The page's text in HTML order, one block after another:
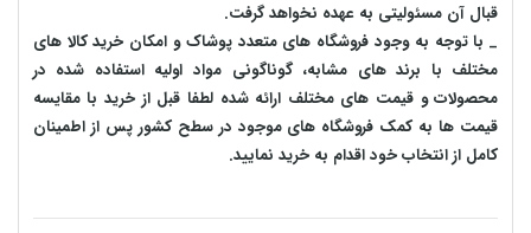
قبال آن مسئولیتی به عهده نخواهد گرفت.
_ با توجه به‌ وجود فروشگاه های متعدد‌ پوشاک و امکان خرید کالا های
مختلف با برند های مشابه، گوناگونی مواد اولیه استفاده شده در
محصولات و قیمت های مختلف ارائه شده لطفا قبل از خرید با مقایسه
قیمت ها به کمک فروشگاه های موجود در سطح کشور پس از اطمینان
کامل از انتخاب خود اقدام به خرید نمایید.